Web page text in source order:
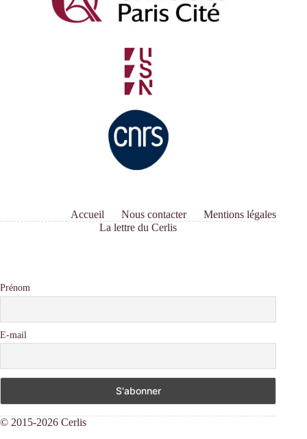
Accueil Nous contacter
Mentions légales
La lettre du Cerlis
Prénom
E-mail
© 2015-2026 Cerlis